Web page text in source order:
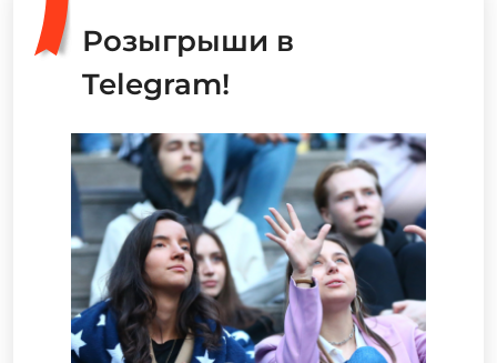
Розыгрыши в
Telegram!